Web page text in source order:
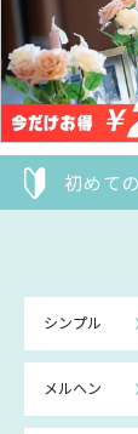
初めて
シンプル
メルヘン